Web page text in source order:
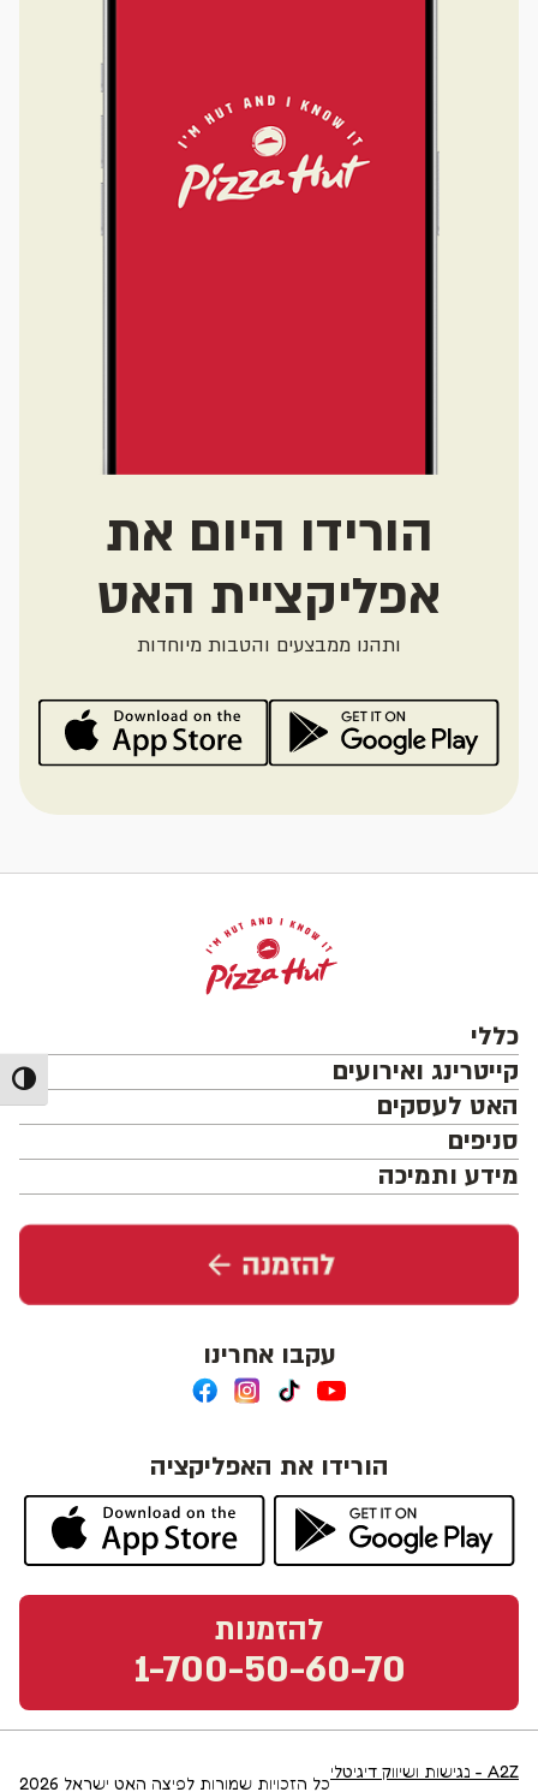
מתג
הורידו היום את
אפליקציית האט
ותהנו ממבצעים והטבות מיוחדות
כללי
קייטרינג ואירועים
האט לעסקים
סניפים
מידע ותמיכה
עקבו אחרינו
הורידו את האפליקציה
להזמנות
1-700-50-60-70
A2Z - נגישות ושיווק דיגיטלי
כל הזכויות שמורות לפיצה האט ישראל 2026